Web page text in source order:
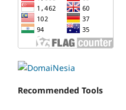
Recommended Tools